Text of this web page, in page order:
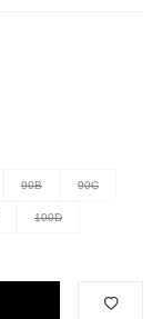
90B 90C
100D